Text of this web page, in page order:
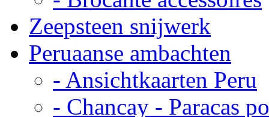
Zeepsteen snijwerk
Peruaanse ambachten
- Ansichtkaarten Peru
- Chancay - Paracas